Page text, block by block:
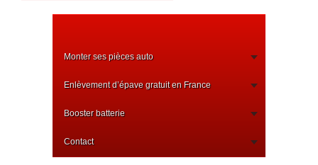
Monter ses pièces auto
Enlèvement d’épave gratuit en France
Booster batterie
Contact